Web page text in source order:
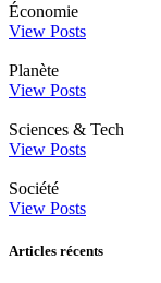
Économie
View Posts
Planète
View Posts
Sciences & Tech
View Posts
Société
View Posts
Articles récents